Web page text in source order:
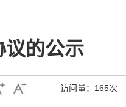
议的公示
访问量： 165次